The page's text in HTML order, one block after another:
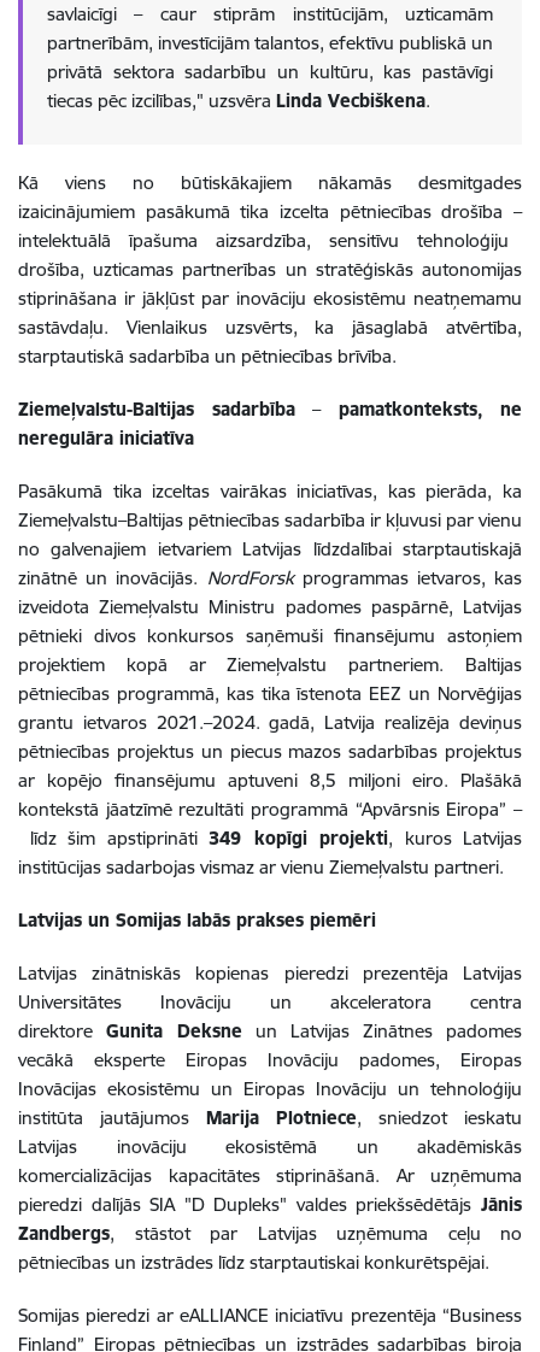
savlaicīgi–caur stiprām institūcijām, uzticamām
partnerībām, investīcijām talantos, efektīvu publiskā un
privātā sektora sadarbību un kultūru, kas pastāvīgi
tiecas pēc izcilības," uzsvēra Linda Vecbiškena.
Kā viens no būtiskākajiem nākamās desmitgades
izaicinājumiem pasākumā tika izcelta pētniecības drošība –
intelektuālā īpašuma aizsardzība, sensitīvu tehnoloģiju
drošība, uzticamas partnerības un stratēģiskās autonomijas
stiprināšana ir jākļūst par inovāciju ekosistēmu neatņemamu
sastāvdaļu. Vienlaikus uzsvērts, ka jāsaglabā atvērtība,
starptautiskā sadarbība un pētniecības brīvība.
Ziemeļvalstu-Baltijas sadarbība –pamatkonteksts, ne
neregulāra iniciatīva
Pasākumā tika izceltas vairākas iniciatīvas, kas pierāda, ka
Ziemeļvalstu–Baltijas pētniecības sadarbība ir kļuvusi par vienu
no galvenajiem ietvariem Latvijas līdzdalībai starptautiskajā
zinātnē un inovācijās. NordForskprogrammas ietvaros, kas
izveidota Ziemeļvalstu Ministru padomes paspārnē, Latvijas
pētnieki divos konkursos saņēmuši finansējumu astoņiem
projektiem kopā ar Ziemeļvalstu partneriem. Baltijas
pētniecības programmā, kas tika īstenota EEZ un Norvēģijas
grantu ietvaros 2021.–2024. gadā, Latvija realizēja deviņus
pētniecības projektus un piecus mazos sadarbības projektus
ar kopējo finansējumu aptuveni 8,5 miljoni eiro. Plašākā
kontekstā jāatzīmē rezultāti programmā “Apvārsnis Eiropa” –
līdz šim apstiprināti 349 kopīgi projekti, kuros Latvijas
institūcijas sadarbojas vismaz ar vienu Ziemeļvalstu partneri.
Latvijas un Somijas labās prakses piemēri
Latvijas zinātniskās kopienas pieredzi prezentēja Latvijas
Universitātes Inovāciju un akceleratora centra
direktore Gunita Deksne un Latvijas Zinātnes padomes
vecākā eksperte Eiropas Inovāciju padomes, Eiropas
Inovācijas ekosistēmu un Eiropas Inovāciju un tehnoloģiju
institūta jautājumos Marija Plotniece, sniedzot ieskatu
Latvijas inovāciju ekosistēmā un akadēmiskās
komercializācijas kapacitātes stiprināšanā. Ar uzņēmuma
pieredzi dalījās SIA "D Dupleks" valdes priekšsēdētājs Jānis
Zandbergs, stāstot par Latvijas uzņēmuma ceļu no
pētniecības un izstrādes līdz starptautiskai konkurētspējai.
Somijas pieredzi ar eALLIANCE iniciatīvu prezentēja “Business
Finland” Eiropas pētniecības un izstrādes sadarbības biroja